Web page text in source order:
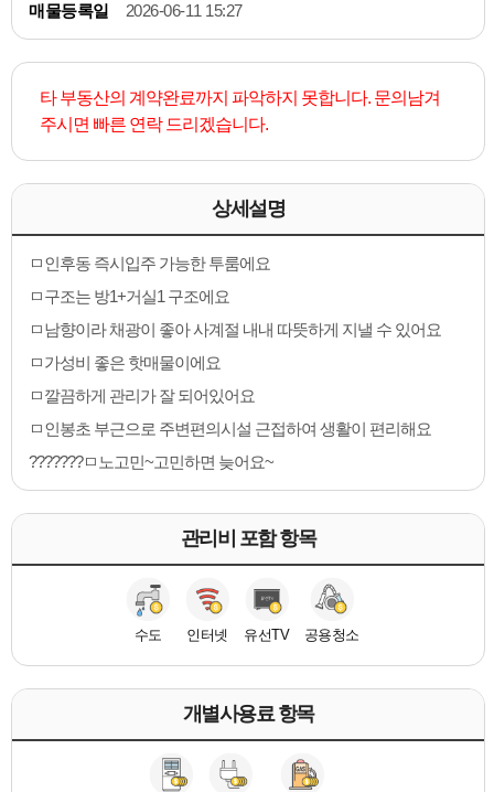
매물등록일
2026-06-11 15:27
타 부동산의 계약완료까지 파악하지 못합니다. 문의남겨
주시면 빠른 연락 드리겠습니다.
상세설명
ㅁ인후동 즉시입주 가능한 투룸에요
ㅁ구조는 방1+거실1 구조에요
ㅁ남향이라 채광이 좋아 사계절 내내 따뜻하게 지낼 수 있어요
ㅁ가성비 좋은 핫매물이에요
ㅁ깔끔하게 관리가 잘 되어있어요
ㅁ인봉초 부근으로 주변편의시설 근접하여 생활이 편리해요
???????ㅁ노고민~고민하면 늦어요~
관리비 포함 항목
수도 인터넷 유선TV 공용청소
개별사용료 항목